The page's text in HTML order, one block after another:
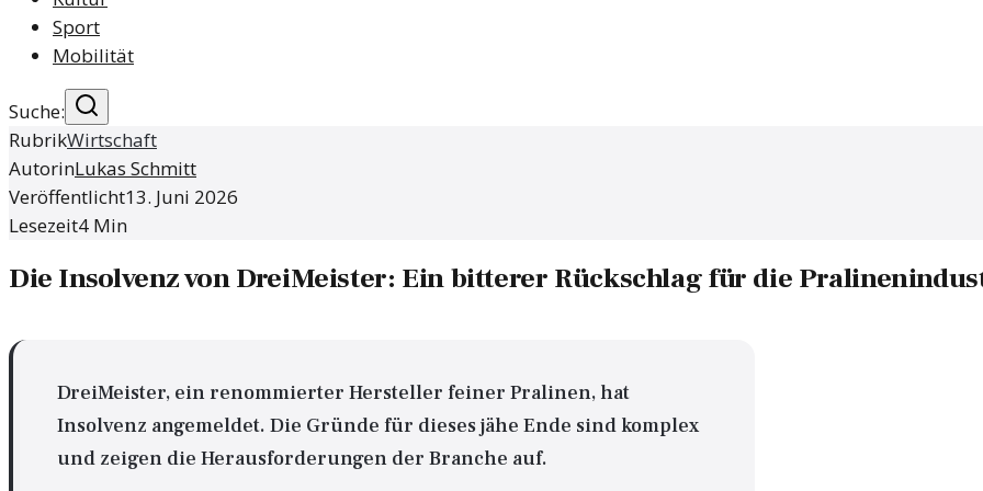
Sport
Mobilität
Suche:
RubrikWirtschaft
AutorinLukas Schmitt
Veröffentlicht13. Juni 2026
Lesezeit4 Min
Die Insolvenz von DreiMeister: Ein bitterer Rückschlag für die
DreiMeister, ein renommierter Hersteller feiner Pralinen, hat
Insolvenz angemeldet. Die Gründe für dieses jähe Ende sind komplex
und zeigen die Herausforderungen der Branche auf.